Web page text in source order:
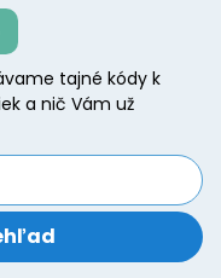
tajné kódy k
a nič Vám už